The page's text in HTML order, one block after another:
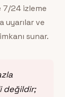
24 izleme
uyarılar ve
sunar.
değildir;